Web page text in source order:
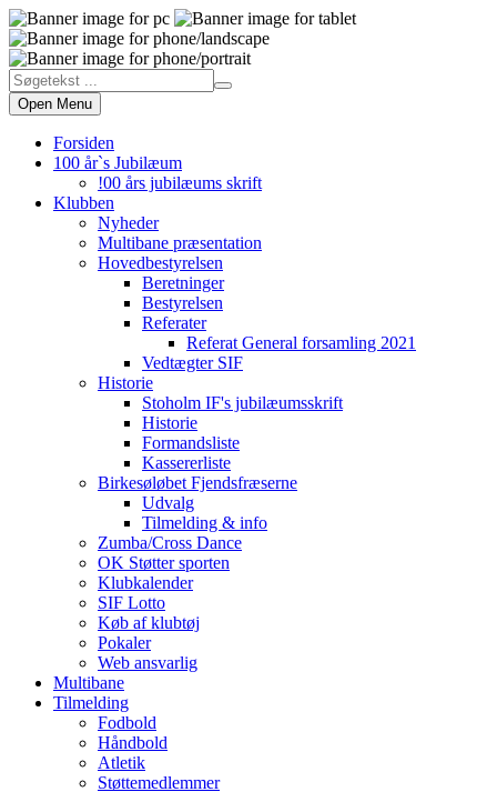
Open Menu
Forsiden
100 år`s Jubilæum
!00 års jubilæums skrift
Klubben
Nyheder
Multibane præsentation
Hovedbestyrelsen
Beretninger
Bestyrelsen
Referater
Referat General forsamling 2021
Vedtægter SIF
Historie
Stoholm IF's jubilæumsskrift
Historie
Formandsliste
Kassererliste
Birkesøløbet Fjendsfræserne
Udvalg
Tilmelding & info
Zumba/Cross Dance
OK Støtter sporten
Klubkalender
SIF Lotto
Køb af klubtøj
Pokaler
Web ansvarlig
Multibane
Tilmelding
Fodbold
Håndbold
Atletik
Støttemedlemmer